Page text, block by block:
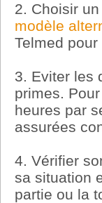
2. Choisir
modèle
Telmed
3. Eviter les
primes.
heures par
assurées
4. Vérifier
sa situation
partie ou la